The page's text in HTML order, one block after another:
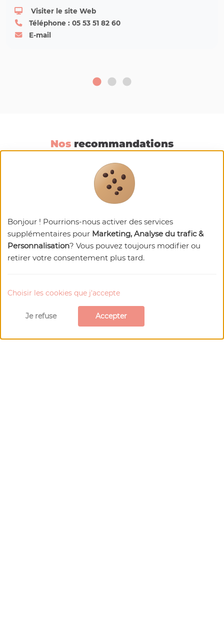
Visiter le site Web
Téléphone : 05 53 51 82 60
E-mail
Nos recommandations
Bonjour ! Pourrions-nous activer des services
supplémentaires pour Marketing, Analyse du trafic &
Personnalisation? Vous pouvez toujours modifier ou
retirer votre consentement plus tard.
Choisir les cookies que j'accepte
Je refuse Accepter